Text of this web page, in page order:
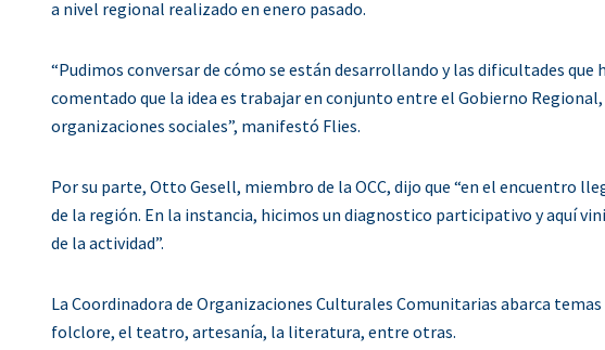
a nivel regional realizado en enero pasado.
“Pudimos conversar de cómo se están desarrollando y las dificultades que
comentado que la idea es trabajar en conjunto entre el Gobierno
organizaciones sociales”, manifestó Flies.
Por su parte, Otto Gesell, miembro de la OCC, dijo que “en el encuentro
de la región. En la instancia, hicimos un diagnostico participativo y aquí
de la actividad”.
La Coordinadora de Organizaciones Culturales Comunitarias abarca
folclore, el teatro, artesanía, la literatura, entre otras.